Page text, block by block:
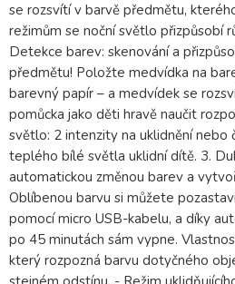
se rozsvítí v barvě předmětu,
režimům se noční světlo přizpůsobí
Detekce barev: skenování a
předmětu! Položte medvídka na
barevný papír – a medvídek se
pomůcka jako děti hravě naučit
světlo: 2 intenzity na uklidnění nebo
teplého bílé světla uklidní dítě. 3.
automatickou změnou barev a
Oblíbenou barvu si můžete
pomocí micro USB-kabelu, a díky
po 45 minutách sám vypne.
který rozpozná barvu dotyčného